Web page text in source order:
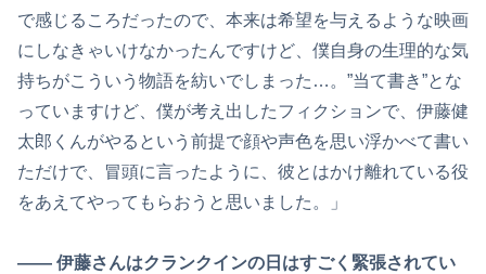
で感じるころだったので、本来は希望を与えるような映画
にしなきゃいけなかったんですけど、僕自身の生理的な気
持ちがこういう物語を紡いでしまった…。”当て書き”とな
っていますけど、僕が考え出したフィクションで、伊藤健
太郎くんがやるという前提で顔や声色を思い浮かべて書い
ただけで、冒頭に言ったように、彼とはかけ離れている役
をあえてやってもらおうと思いました。」
―― 伊藤さんはクランクインの日はすごく緊張されてい